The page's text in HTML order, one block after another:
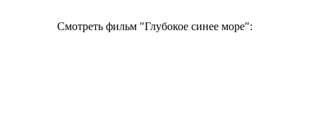
Смотреть фильм "Глубокое синее море":